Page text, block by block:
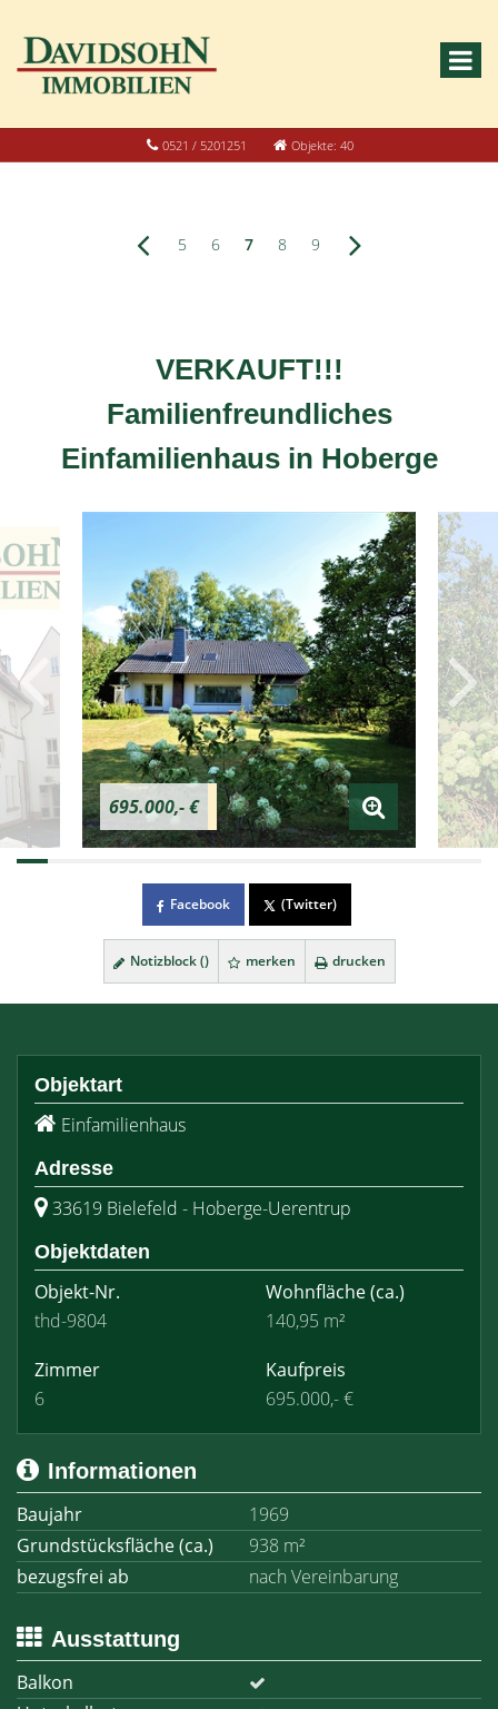
0521 / 5201251 Objekte: 40
5 6 7 8 9
VERKAUFT!!!
Familienfreundliches
Einfamilienhaus in Hoberge
695.000,- €
Facebook (Twitter)
Notizblock () merken drucken
Objektart
Einfamilienhaus
Adresse
33619 Bielefeld - Hoberge-Uerentrup
Objektdaten
Objekt-Nr.
thd-9804
Wohnfläche(ca.)
140,95 m²
Zimmer
6
Kaufpreis
695.000,- €
Informationen
Baujahr
1969
Grundstücksfläche (ca.)
938 m²
bezugsfrei ab
nach Vereinbarung
Ausstattung
Balkon